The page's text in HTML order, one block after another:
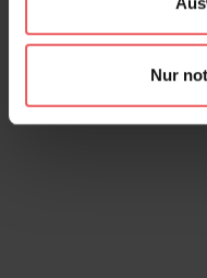
Nur
Grove Garden, col.